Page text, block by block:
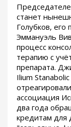
станет
Голубков,
Эммануэль
процесс
терапию с
препарата.
Ilium
ассоциация
два года
кредитам